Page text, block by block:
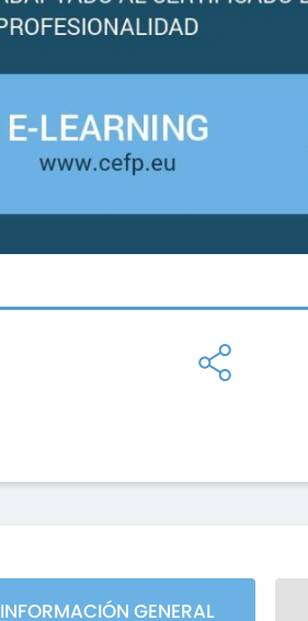
INFORMACIÓN GENERAL